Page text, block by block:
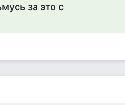
за это с